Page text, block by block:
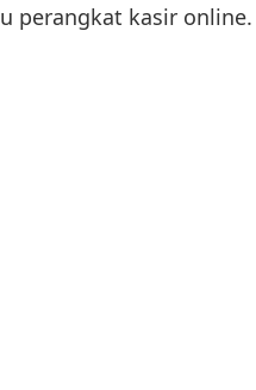
perangkat kasir online.